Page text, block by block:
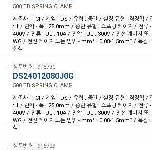
500 TB SPRING CLAMP
제조사 : FCI / 계열 : DS / 유형 : 중간 / 실장 유형 : 직장착 /
: 1 / 단자 - 폭 : 25.0mm / 종단 유형 : 스프링 케이지 / 전류
400V / 전류 - UL : 10A / 전압 - UL : 300V / 전선 게이지 또
WG / 전선 게이지 또는 범위 - mm² : 0.08-1.5mm² / 특징 :
회색
상품번호 : 915730
DS24012080J0G
500 TB SPRING CLAMP
제조사 : FCI / 계열 : DS / 유형 : 중간 / 실장 유형 : 직장착 /
: 1 / 단자 - 폭 : 25.0mm / 종단 유형 : 스프링 케이지 / 전류
400V / 전류 - UL : 10A / 전압 - UL : 300V / 전선 게이지 또
WG / 전선 게이지 또는 범위 - mm² : 0.08-1.5mm² / 특징 :
색
상품번호 : 915729